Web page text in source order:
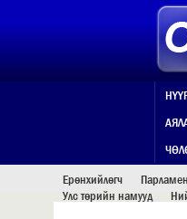
Ерөнхийлөгч
Улс төрийн намууд